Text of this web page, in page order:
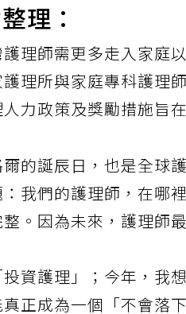
理：
護理師需更多走入家庭
理所與家庭專科護理
力政策及獎勵措施旨
的誕辰日，也是全球
我們的護理師，在哪
。因為未來，護理師
資護理」；今年，我